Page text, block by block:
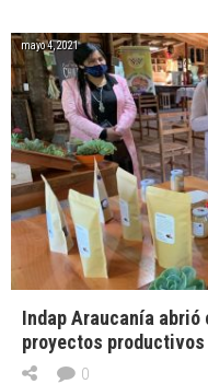
mayo 4, 2021
Indap Araucanía
proyectos
0